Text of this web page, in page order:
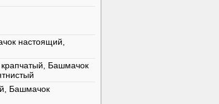
настоящий,
Башмачок
Башмачок